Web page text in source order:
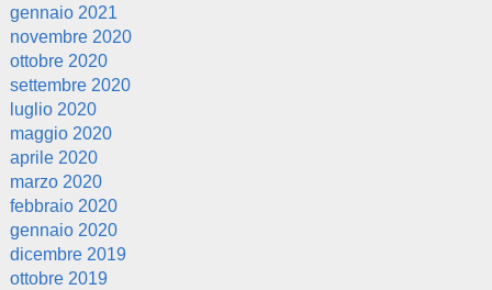
gennaio 2021
novembre 2020
ottobre 2020
settembre 2020
luglio 2020
maggio 2020
aprile 2020
marzo 2020
febbraio 2020
gennaio 2020
dicembre 2019
ottobre 2019